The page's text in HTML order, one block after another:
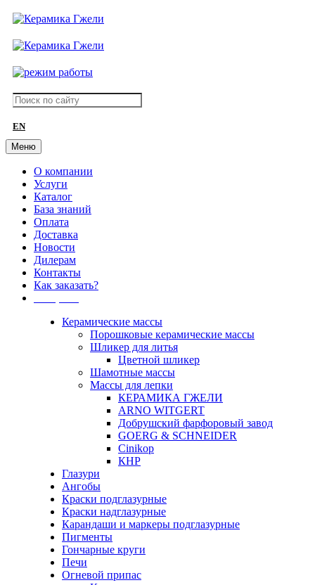
EN
Меню
О компании
Услуги
Каталог
База знаний
Оплата
Доставка
Новости
Дилерам
Контакты
Как заказать?
Керамические массы
Порошковые керамические массы
Шликер для литья
Цветной шликер
Шамотные массы
Массы для лепки
КЕРАМИКА ГЖЕЛИ
ARNO WITGERT
Добрушский фарфоровый завод
GOERG & SCHNEIDER
Cinikop
КНР
Глазури
Ангобы
Краски подглазурные
Краски надглазурные
Карандаши и маркеры подглазурные
Пигменты
Гончарные круги
Печи
Огневой припас